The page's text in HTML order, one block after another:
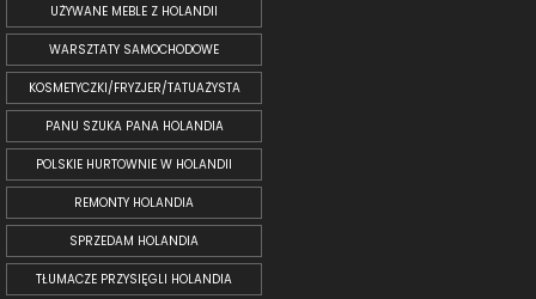
UŻYWANE MEBLE Z HOLANDII
WARSZTATY SAMOCHODOWE
KOSMETYCZKI/FRYZJER/TATUAŻYSTA
PANU SZUKA PANA HOLANDIA
POLSKIE HURTOWNIE W HOLANDII
REMONTY HOLANDIA
SPRZEDAM HOLANDIA
TŁUMACZE PRZYSIĘGLI HOLANDIA